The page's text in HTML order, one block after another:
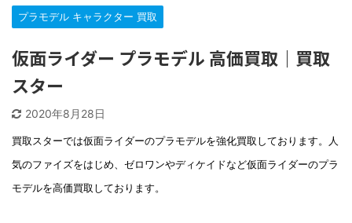
プラモデル キャラクター 買取
仮面ライダー プラモデル 高価買取｜買取
スター
2020年8月28日
買取スターでは仮面ライダーのプラモデルを強化買取しております。人
気のファイズをはじめ、ゼロワンやディケイドなど仮面ライダーのプラ
モデルを高価買取しております。